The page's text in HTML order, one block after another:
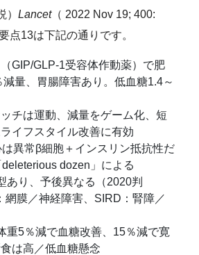
）Lancet（ 2022 Nov 19; 400:
点13は下記の通りです。
GIP/GLP-1受容体作動薬）で肥
量、胃腸障害あり。低血糖1.4～
チは運動、減量をゲーム化、短
イフスタイル改善に有効
異常β細胞＋インスリン抵抗性だ
dozen」による
あり、予後異なる（2020判
網膜／神経障害、SIRD：腎障／
重5％減で血糖改善、15％減で寛
は高／低血糖懸念